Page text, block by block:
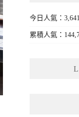
今日人氣：3,641
累積人氣：